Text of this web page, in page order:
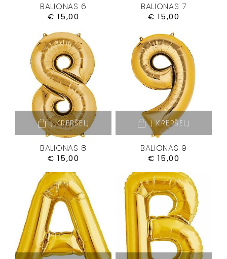
BALIONAS 6
€ 15,00
BALIONAS 7
€ 15,00
Į KREPŠELĮ
BALIONAS 8
€ 15,00
Į KREPŠELĮ
BALIONAS 9
€ 15,00